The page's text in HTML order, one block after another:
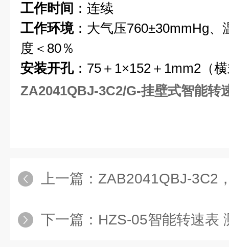
工作时间 ：连续
工作环境：大气压760±30mmHg
度＜80％
安装开孔：75＋1×152＋1mm2（
ZA2041QBJ-3C2/G-挂壁式智能转
上一篇： ZAB2041QBJ-3C2，
下一篇： HZS-05智能转速表